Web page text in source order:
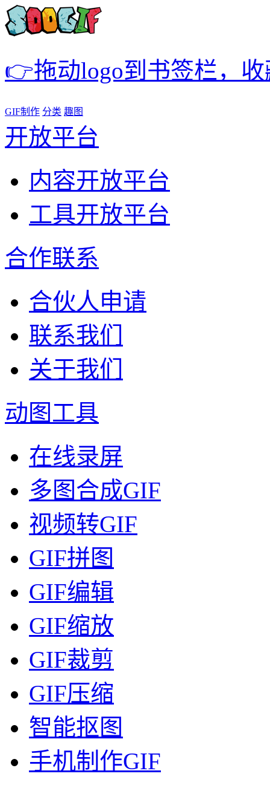
👉拖动logo到书签栏，
GIF制作 分类 趣图
开放平台
内容开放平台
工具开放平台
合作联系
合伙人申请
联系我们
关于我们
动图工具
在线录屏
多图合成GIF
视频转GIF
GIF拼图
GIF编辑
GIF缩放
GIF裁剪
GIF压缩
智能抠图
手机制作GIF